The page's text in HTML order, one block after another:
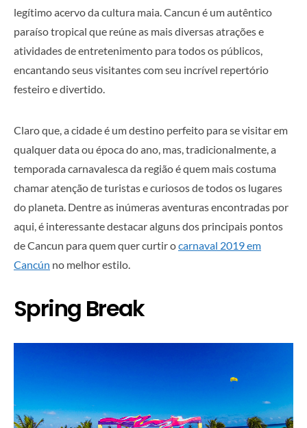
legítimo acervo da cultura maia. Cancun é um autêntico
paraíso tropical que reúne as mais diversas atrações e
atividades de entretenimento para todos os públicos,
encantando seus visitantes com seu incrível repertório
festeiro e divertido.
Claro que, a cidade é um destino perfeito para se visitar em
qualquer data ou época do ano, mas, tradicionalmente, a
temporada carnavalesca da região é quem mais costuma
chamar atenção de turistas e curiosos de todos os lugares
do planeta. Dentre as inúmeras aventuras encontradas por
aqui, é interessante destacar alguns dos principais pontos
de Cancun para quem quer curtir ocarnaval 2019 em
Cancún no melhor estilo.
Spring Break